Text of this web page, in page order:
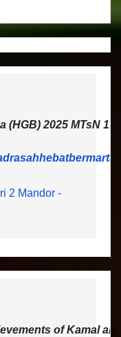
(HGB) 2025 MTsN
2 Mandor -
of Kamal